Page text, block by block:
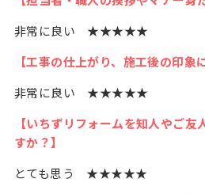
非常に良い ★★★★★
【工事の仕上がり、施工後の印象
非常に良い ★★★★★
【いちずリフォームを知人やご
すか？】
とても思う ★★★★★